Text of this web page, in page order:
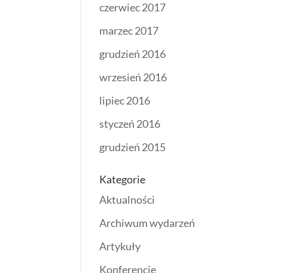
czerwiec 2017
marzec 2017
grudzień 2016
wrzesień 2016
lipiec 2016
styczeń 2016
grudzień 2015
Kategorie
Aktualności
Archiwum wydarzeń
Artykuły
Konferencje